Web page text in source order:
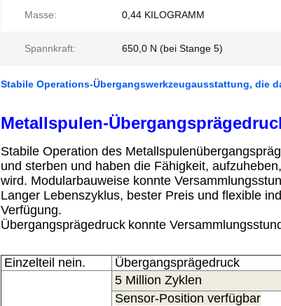
Masse: 0,44 KILOGRAMM
Spannkraft: 650,0 N (bei Stange 5)
Stabile Operations-Übergangswerkzeugausstattung, die
Metallspulen-
Stabile Operation des
und sterben und haben die Fähigkeit,
wird. Modularbauweise konnte
Langer Lebenszyklus, bester Preis und flexible
Verfügung.
Übergangsprägedruck konnte
Einzelteil nein. Übergangsprägedruck
5 Million Zyklen
Sensor-Position verfügbar